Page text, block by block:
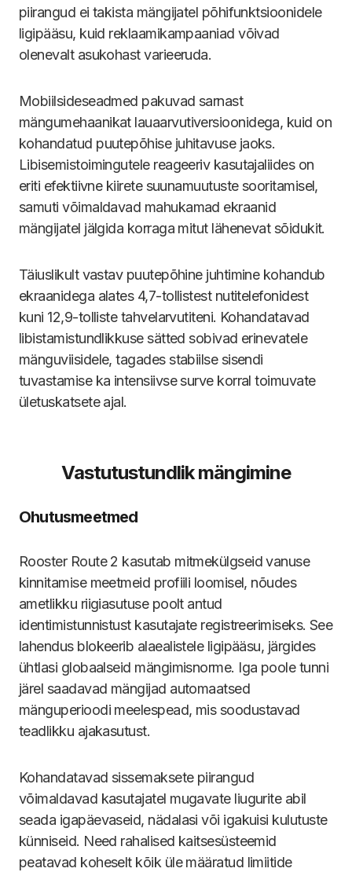
piirangud ei takista mängijatel põhifunktsioonidele
ligipääsu, kuid reklaamikampaaniad võivad
olenevalt asukohast varieeruda.
Mobiilsideseadmed pakuvad sarnast
mängumehaanikat lauaarvutiversioonidega, kuid on
kohandatud puutepõhise juhitavuse jaoks.
Libisemistoimingutele reageeriv kasutajaliides on
eriti efektiivne kiirete suunamuutuste sooritamisel,
samuti võimaldavad mahukamad ekraanid
mängijatel jälgida korraga mitut lähenevat sõidukit.
Täiuslikult vastav puutepõhine juhtimine kohandub
ekraanidega alates 4,7-tollistest nutitelefonidest
kuni 12,9-tolliste tahvelarvutiteni. Kohandatavad
libistamistundlikkuse sätted sobivad erinevatele
mänguviisidele, tagades stabiilse sisendi
tuvastamise ka intensiivse surve korral toimuvate
ületuskatsete ajal.
Vastutustundlik mängimine
Ohutusmeetmed
Rooster Route 2 kasutab mitmekülgseid vanuse
kinnitamise meetmeid profiili loomisel, nõudes
ametlikku riigiasutuse poolt antud
identimistunnistust kasutajate registreerimiseks. See
lahendus blokeerib alaealistele ligipääsu, järgides
ühtlasi globaalseid mängimisnorme. Iga poole tunni
järel saadavad mängijad automaatsed
mänguperioodi meelespead, mis soodustavad
teadlikku ajakasutust.
Kohandatavad sissemaksete piirangud
võimaldavad kasutajatel mugavate liugurite abil
seada igapäevaseid, nädalasi või igakuisi kulutuste
künniseid. Need rahalised kaitsesüsteemid
peatavad koheselt kõik üle määratud limiitide